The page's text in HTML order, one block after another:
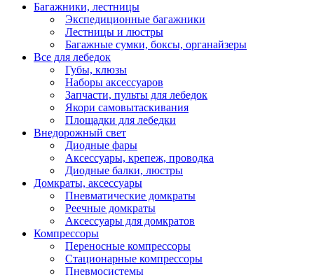
Багажники, лестницы
Экспедиционные багажники
Лестницы и люстры
Багажные сумки, боксы, органайзеры
Все для лебедок
Губы, клюзы
Наборы аксессуаров
Запчасти, пульты для лебедок
Якори самовытаскивания
Площадки для лебедки
Внедорожный свет
Диодные фары
Аксессуары, крепеж, проводка
Диодные балки, люстры
Домкраты, аксессуары
Пневматические домкраты
Реечные домкраты
Аксессуары для домкратов
Компрессоры
Переносные компрессоры
Стационарные компрессоры
Пневмосистемы